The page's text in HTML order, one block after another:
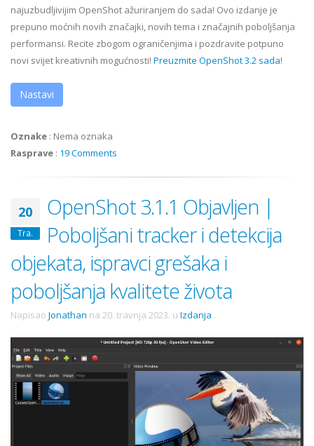
najuzbudljivijim OpenShot ažuriranjem do sada! Ovo izdanje je
prepuno moćnih novih značajki, novih tema i značajnih poboljšanja
performansi. Recite zbogom ograničenjima i pozdravite potpuno
novi svijet kreativnih mogućnosti! Preuzmite OpenShot 3.2 sada!
Nastavi
Oznake : Nema oznaka
Rasprave : 19 Comments
20
Tra.
OpenShot 3.1.1 Objavljen |
Poboljšani tracker i detekcija
objekata, ispravci grešaka i
poboljšanja kvalitete života
Napisao Jonathan na 20. travnja 2023. u Izdanja .